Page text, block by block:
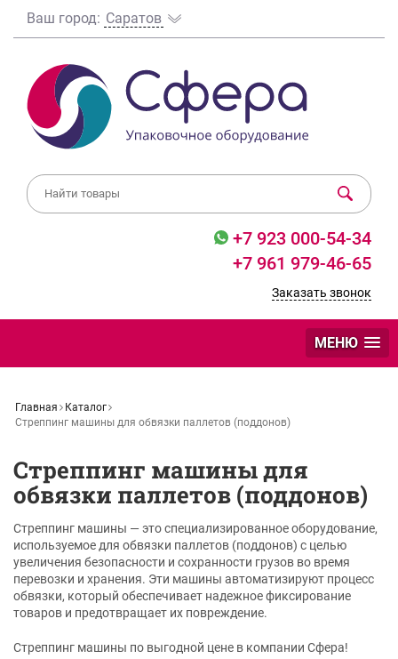
Ваш город: Саратов
+7 923 000-54-34
+7 961 979-46-65
Заказать звонок
МЕНЮ
Главная
Каталог
Стреппинг машины для обвязки паллетов (поддонов)
Стреппинг машины для
обвязки паллетов (поддонов)
Стреппинг машины — это специализированное оборудование,
используемое для обвязки паллетов (поддонов) с целью
увеличения безопасности и сохранности грузов во время
перевозки и хранения. Эти машины автоматизируют процесс
обвязки, который обеспечивает надежное фиксирование
товаров и предотвращает их повреждение.
Стреппинг машины по выгодной цене в компании Сфера!